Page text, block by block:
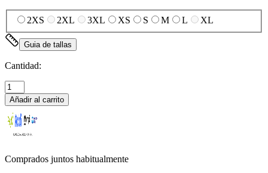
2XS 2XL 3XL XS S M L XL
Guia de tallas
Cantidad:
Añadir al carrito
Comprados juntos habitualmente